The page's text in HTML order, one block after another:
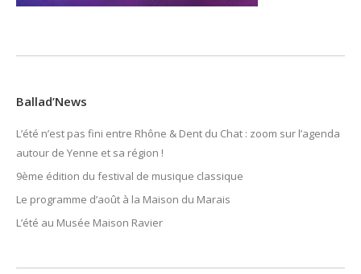
Ballad’News
L’été n’est pas fini entre Rhône & Dent du Chat : zoom sur l’agenda
autour de Yenne et sa région !
9ème édition du festival de musique classique
Le programme d’août à la Maison du Marais
L’été au Musée Maison Ravier